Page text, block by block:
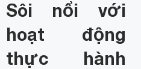
Sôi nổi với
hoạt động
thực hành